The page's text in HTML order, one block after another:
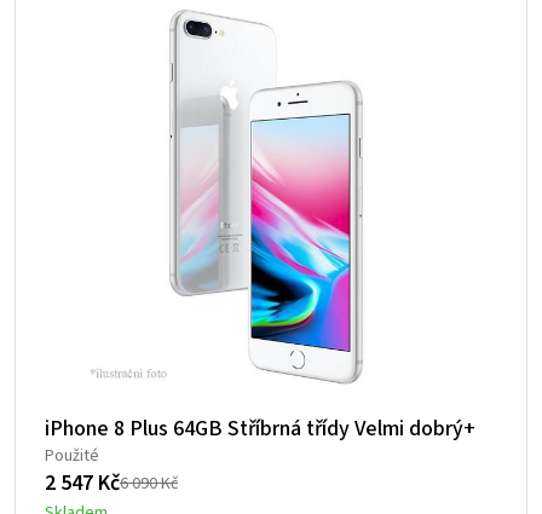
iPhone 8 Plus 64GB Stříbrná třídy Velmi dobrý+
Použité
6 090Kč
Původní
2 547 Kč
Aktuální